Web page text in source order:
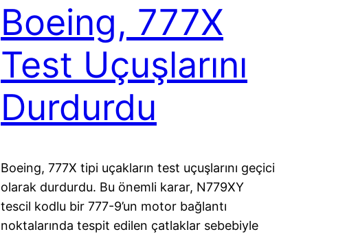
Boeing, 777X
Test Uçuşlarını
Durdurdu
Boeing, 777X tipi uçakların test uçuşlarını geçici
olarak durdurdu. Bu önemli karar, N779XY
tescil kodlu bir 777-9’un motor bağlantı
noktalarında tespit edilen çatlaklar sebebiyle